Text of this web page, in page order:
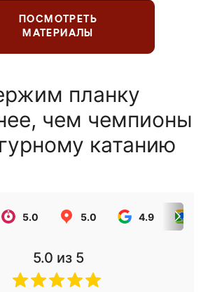
ПОСМОТРЕТЬ
МАТЕРИАЛЫ
планку
чем чемпионы
катанию
5.0 5.0 4.9
5.0 из 5